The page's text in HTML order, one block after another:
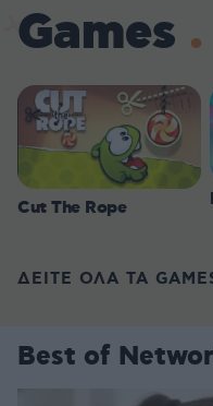
Games
Cut The Rope
ΔΕΙΤΕ ΟΛΑ ΤΑ
Best of